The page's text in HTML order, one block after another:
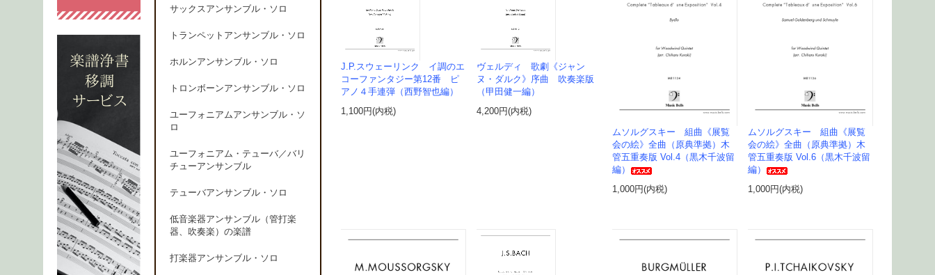
J.P.スウェーリンク イ調のエ
コーファンタジー第12番 ピ
アノ４手連弾（西野智也編）
1,100円(内税)
ヴェルディ 歌劇《ジャン
ヌ・ダルク》序曲 吹奏楽版
（甲田健一編）
4,200円(内税)
ムソルグスキー 組曲《展覧
会の絵》全曲（原典準拠）木
管五重奏版 Vol.4（黒木千波留
編）
1,000円(内税)
ムソルグスキー 組曲《展覧
会の絵》全曲（原典準拠）木
管五重奏版 Vol.6（黒木千波留
編）
1,000円(内税)
サックスアンサンブル・ソロ
トランペットアンサンブル・ソロ
ホルンアンサンブル・ソロ
トロンボーンアンサンブル・ソロ
ユーフォニアムアンサンブル・ソ
ロ
ユーフォニアム・テューバ／バリ
チューアンサンブル
テューバアンサンブル・ソロ
低音楽器アンサンブル（管打楽
器、吹奏楽）の楽譜
打楽器アンサンブル・ソロ